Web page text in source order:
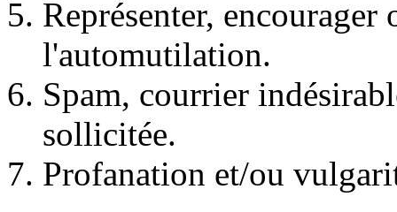
Représenter,
l'automutilation.
Spam, courrier
sollicitée.
Profanation et/ou